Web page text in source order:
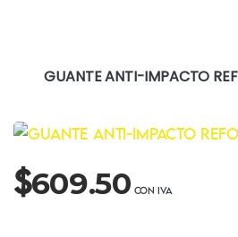
GUANTE ANTI-IMPACTO
$609.50